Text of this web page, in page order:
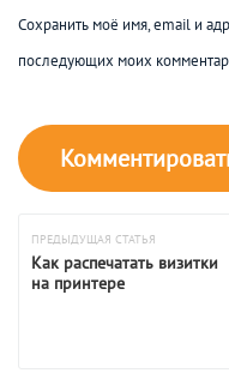
Сохранить моё имя, email и
последующих моих
ПРЕДЫДУЩАЯ СТАТЬЯ
Как распечатать визитки
на принтере